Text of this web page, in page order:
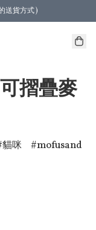
送貨方式 )
摺疊麥
貓咪
mofusand